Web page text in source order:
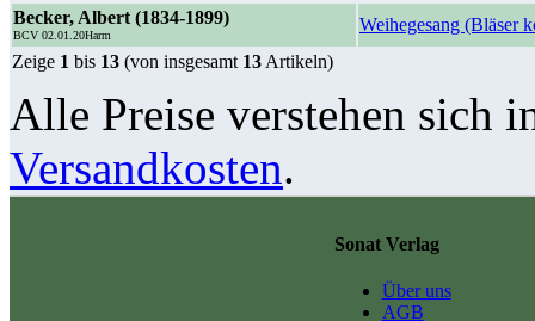
Becker, Albert (1834-1899)
BCV 02.01.20Harm
Weihegesang (Bläser
Zeige 1 bis 13 (von insgesamt 13 Artikeln)
Alle Preise verstehen sich
Versandkosten.
Sonat Verlag
Über uns
AGB